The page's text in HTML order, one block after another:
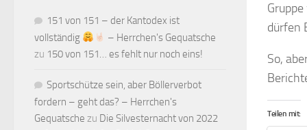
dürfen
So,
Teilen mit:
151 von 151 – der Kantodex ist
vollständig
– Herrchen's Gequatsche
zu 150 von 151… es fehlt nur noch eins!
Sportschütze sein, aber Böllerverbot
fordern – geht das? – Herrchen's
Gequatsche zu Die Silvesternacht von 2022